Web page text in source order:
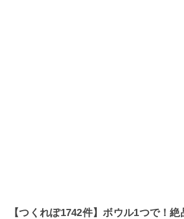
【つくれぽ1742件】ボウル1つで！